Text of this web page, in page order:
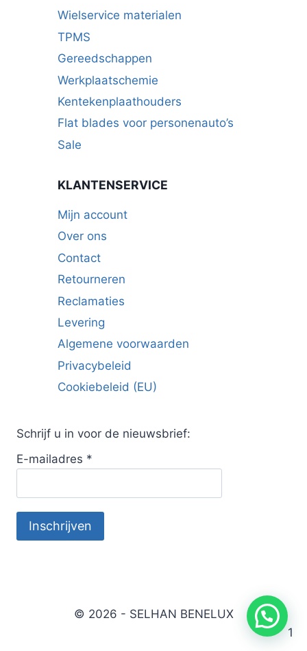
Wielservice materialen
TPMS
Gereedschappen
Werkplaatschemie
Kentekenplaathouders
Flat blades voor personenauto’s
Sale
KLANTENSERVICE
Mijn account
Over ons
Contact
Retourneren
Reclamaties
Levering
Algemene voorwaarden
Privacybeleid
Cookiebeleid (EU)
Schrijf u in voor de nieuwsbrief:
E-mailadres *
© 2026 - SELHAN BENELUX
1